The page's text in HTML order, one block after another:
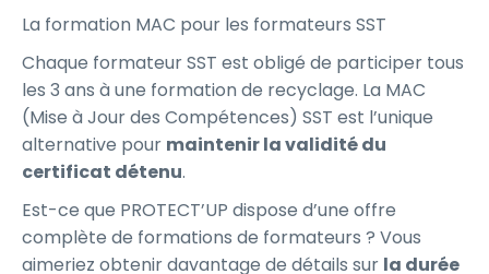
La formation MAC pour les formateurs SST
Chaque formateur SST est obligé de participer tous
les 3 ans à une formation de recyclage. La MAC
(Mise à Jour des Compétences) SST est l’unique
alternative pour maintenir la validité du
certificat détenu.
Est-ce que PROTECT’UP dispose d’une offre
complète de formations de formateurs ? Vous
aimeriez obtenir davantage de détails sur la durée